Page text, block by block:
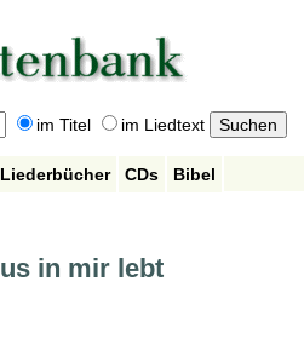
im Titel im Liedtext
Liederbücher CDs
Bibel
in mir lebt